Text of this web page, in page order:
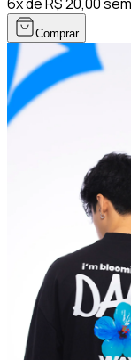
Comprar